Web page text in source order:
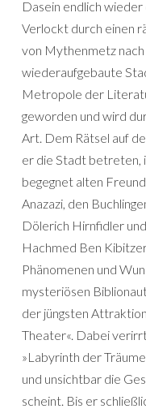
Dasein endlich wieder
Verlockt durch einen
von Mythenmetz
wiederaufgebaute
Metropole der
geworden und wird
Art. Dem Rätsel auf
er die Stadt betreten,
begegnet alten
Anazazi, den
Dölerich Hirnfidler
Hachmed Ben
Phänomenen und
mysteriösen
der jüngsten
Theater«. Dabei
»Labyrinth der
und unsichtbar die
scheint. Bis er